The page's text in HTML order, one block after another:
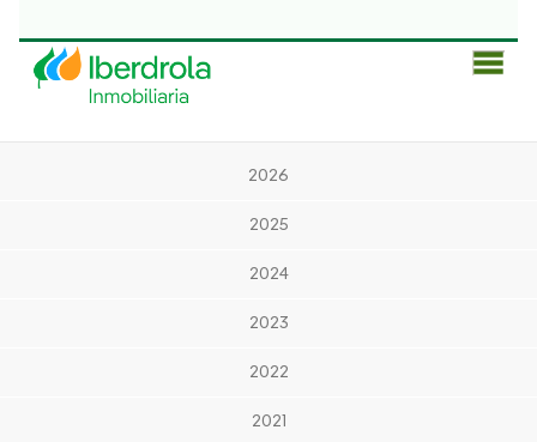
2026
2025
2024
2023
2022
2021